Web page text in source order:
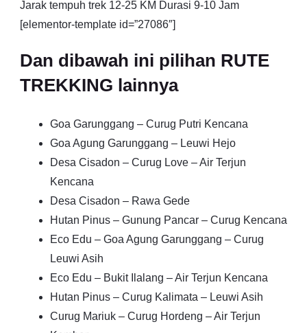
Jarak tempuh trek 12-25 KM Durasi 9-10 Jam
[elementor-template id=”27086″]
Dan dibawah ini pilihan RUTE
TREKKING lainnya
Goa Garunggang – Curug Putri Kencana
Goa Agung Garunggang – Leuwi Hejo
Desa Cisadon – Curug Love – Air Terjun
Kencana
Desa Cisadon – Rawa Gede
Hutan Pinus – Gunung Pancar – Curug Kencana
Eco Edu – Goa Agung Garunggang – Curug
Leuwi Asih
Eco Edu – Bukit Ilalang – Air Terjun Kencana
Hutan Pinus – Curug Kalimata – Leuwi Asih
Curug Mariuk – Curug Hordeng – Air Terjun